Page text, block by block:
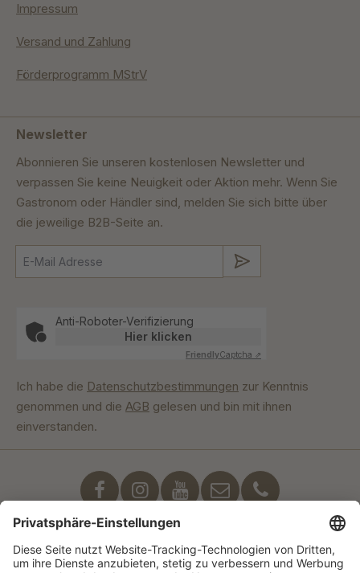
Impressum
Versand und Zahlung
Förderprogramm MStrV
Newsletter
Abonnieren Sie unseren kostenlosen Newsletter und
verpassen Sie keine Neuigkeit oder Aktion mehr. Wenn Sie
Gastronom oder Händler sind, melden Sie sich bitte über
die jeweilige B2B-Seite an.
Anti-Roboter-Verifizierung
Hier klicken
FriendlyCaptcha ⇗
Ich habe die Datenschutzbestimmungen zur Kenntnis
genommen und die AGB gelesen und bin mit ihnen
einverstanden.